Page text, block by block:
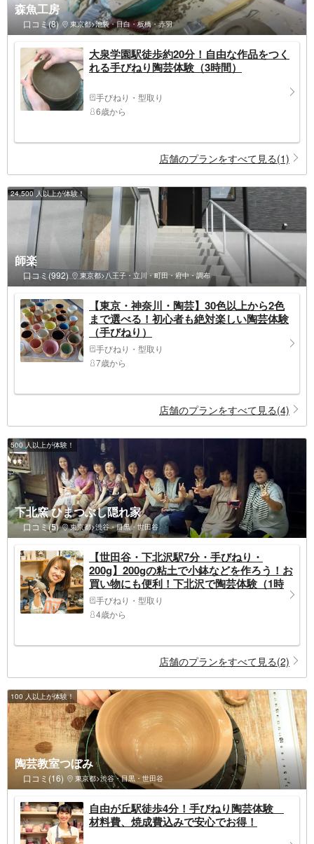
森魚工房
口コミ(8) 東京都>池袋・目白・板橋・赤羽
大泉学園駅徒歩約20分！自由な作品をつく
れる手びねり陶芸体験（3時間）
手びねり・型取り
6歳から
店舗のプランをすべて見る(1)
24,500 人以上が体験！
師楽
口コミ(992) 東京都>八王子・立川・町田・府中・調布
【東京・神奈川・陶芸】30色以上から2色
まで選べる！初心者も絶対楽しい陶芸体験
（手びねり）
手びねり・型取り
7歳から
店舗のプランをすべて見る(4)
500 人以上が体験！
下北窯 ひまつぶし隠れ家
口コミ(5) 東京都>渋谷・目黒・世田谷
【世田谷・下北沢駅7分・手びねり・
200g】200gの粘土で小鉢などを作ろう！お
買い物にも便利！下北沢で陶芸体験（1時
間）
手びねり・型取り
4歳から
店舗のプランをすべて見る(2)
100 人以上が体験！
陶芸教室つぼみ
口コミ(16) 東京都>渋谷・目黒・世田谷
自由が丘駅徒歩4分！手びねり陶芸体験
材料費、焼成費込みで安心でお得！